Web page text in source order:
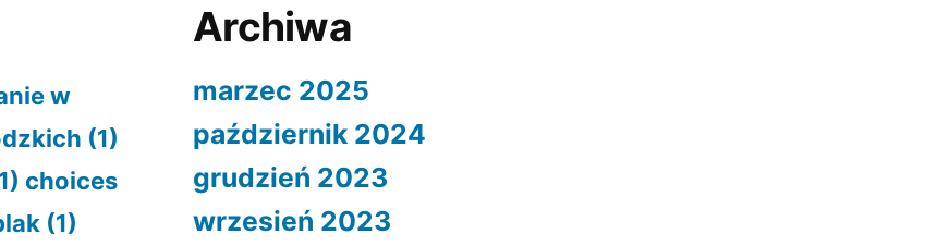
w
(1)
choices
(1)
Archiwa
marzec 2025
październik 2024
grudzień 2023
wrzesień 2023